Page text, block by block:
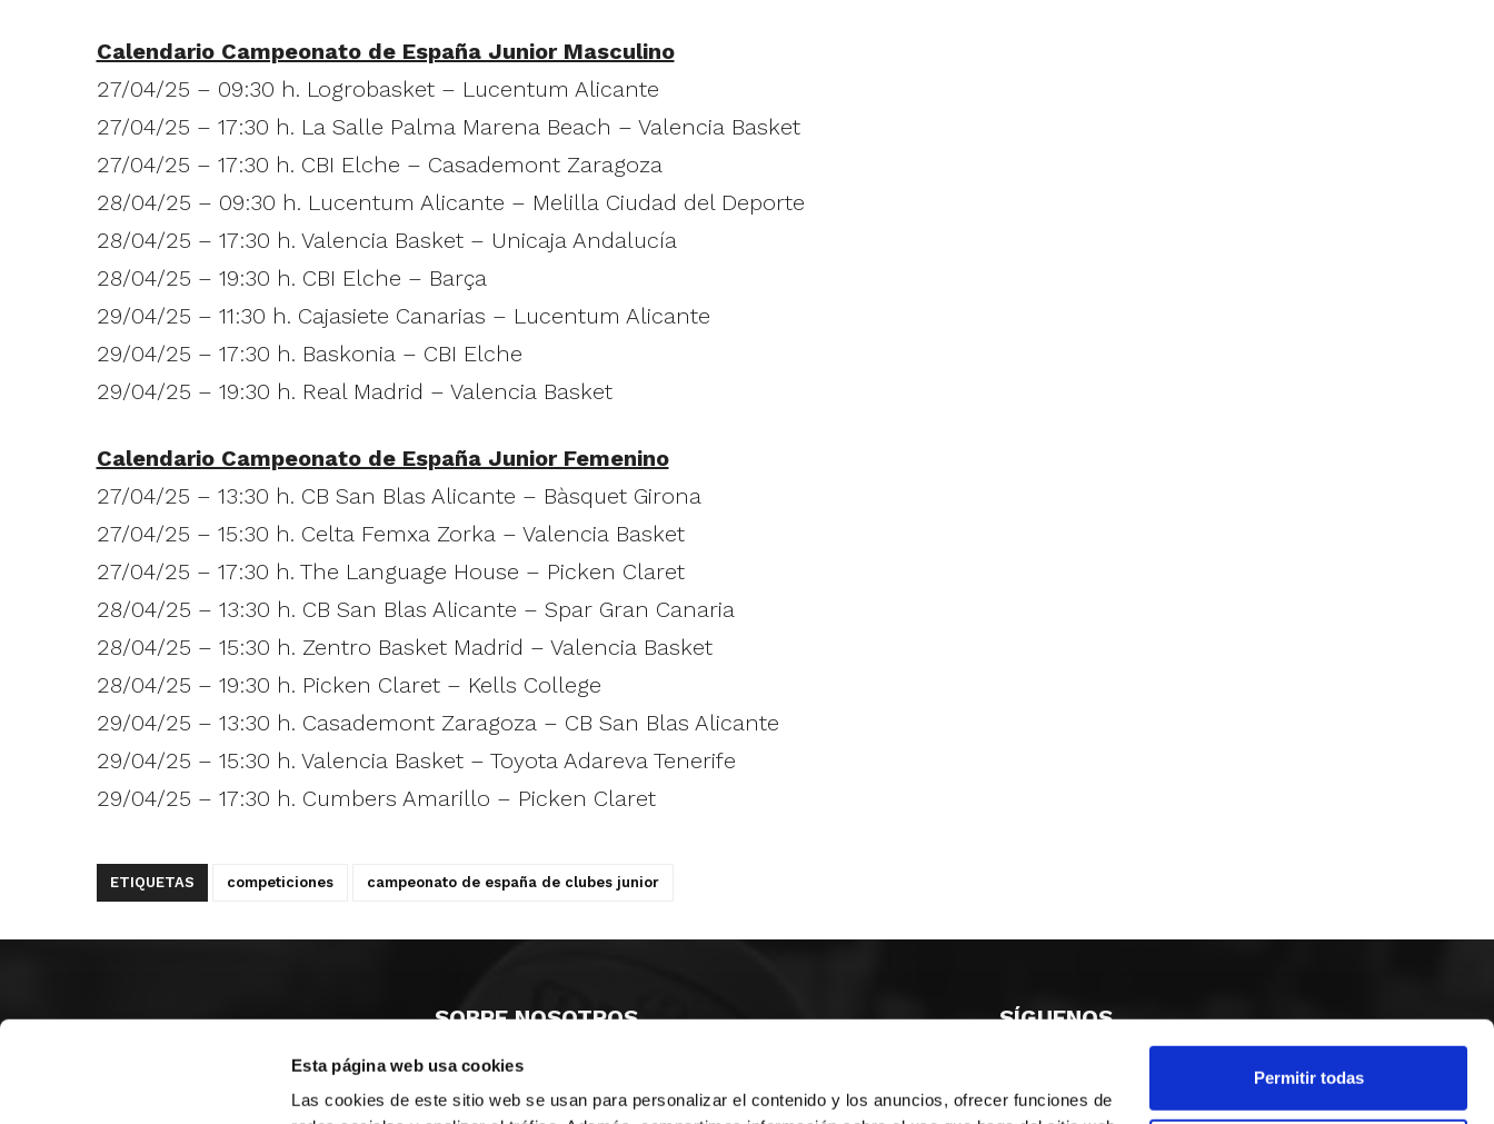
Esta página web usa cookies
Las cookies de este sitio web se usan para personalizar el contenido y los anuncios, ofrecer funciones de
Permitir todas
Calendario Campeonato de España Junior Masculino
27/04/25 – 09:30 h. Logrobasket – Lucentum Alicante
27/04/25 – 17:30 h. La Salle Palma Marena Beach – Valencia Basket
27/04/25 – 17:30 h. CBI Elche – Casademont Zaragoza
28/04/25 – 09:30 h. Lucentum Alicante – Melilla Ciudad del Deporte
28/04/25 – 17:30 h. Valencia Basket – Unicaja Andalucía
28/04/25 – 19:30 h. CBI Elche – Barça
29/04/25 – 11:30 h. Cajasiete Canarias – Lucentum Alicante
29/04/25 – 17:30 h. Baskonia – CBI Elche
29/04/25 – 19:30 h. Real Madrid – Valencia Basket
Calendario Campeonato de España Junior Femenino
27/04/25 – 13:30 h. CB San Blas Alicante – Bàsquet Girona
27/04/25 – 15:30 h. Celta Femxa Zorka – Valencia Basket
27/04/25 – 17:30 h. The Language House – Picken Claret
28/04/25 – 13:30 h. CB San Blas Alicante – Spar Gran Canaria
28/04/25 – 15:30 h. Zentro Basket Madrid – Valencia Basket
28/04/25 – 19:30 h. Picken Claret – Kells College
29/04/25 – 13:30 h. Casademont Zaragoza – CB San Blas Alicante
29/04/25 – 15:30 h. Valencia Basket – Toyota Adareva Tenerife
29/04/25 – 17:30 h. Cumbers Amarillo – Picken Claret
ETIQUETAS competiciones campeonato de españa de clubes junior
SOBRE NOSOTROS
CASTELLON
VALENCIA
MONESTIR DE POBLET 14 1ª 3º
SÍGUENOS